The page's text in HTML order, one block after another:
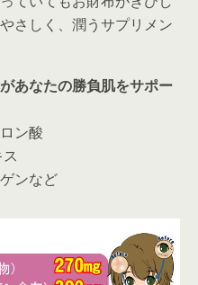
さしく、潤うサプリメン
あなたの勝負肌をサポー
ン酸
ンなど